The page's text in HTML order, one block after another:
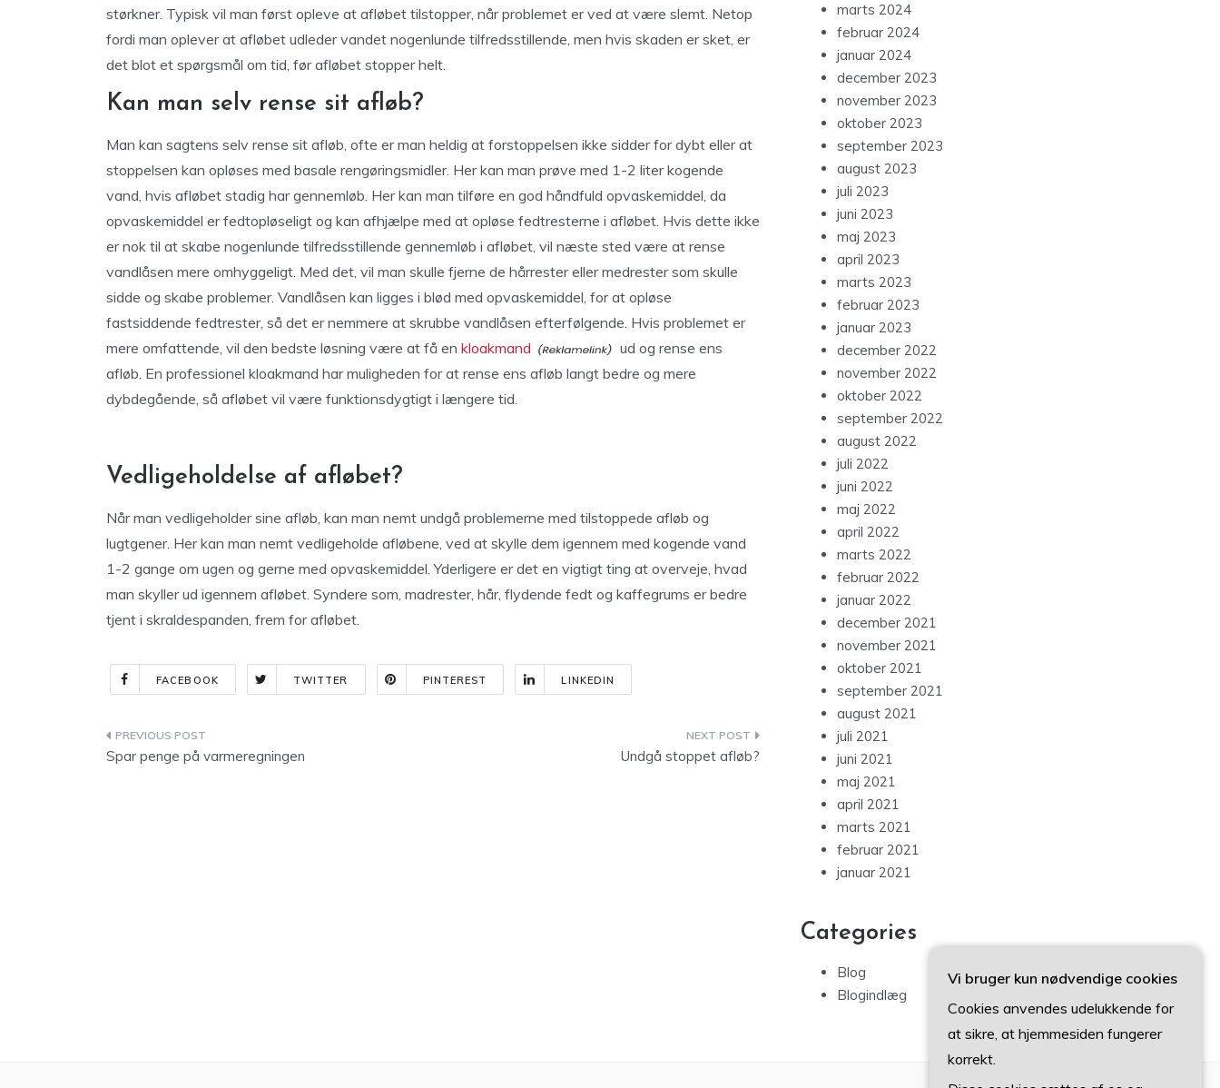
størkner. Typisk vil man først opleve at afløbet tilstopper, når problemet er ved at være slemt. Netop
fordi man oplever at afløbet udleder vandet nogenlunde tilfredsstillende, men hvis skaden er sket, er
det blot et spørgsmål om tid, før afløbet stopper helt.
Kan man selv rense sit afløb?
Man kan sagtens selv rense sit afløb, ofte er man heldig at forstoppelsen ikke sidder for dybt eller at
stoppelsen kan opløses med basale rengøringsmidler. Her kan man prøve med 1-2 liter kogende
vand, hvis afløbet stadig har gennemløb. Her kan man tilføre en god håndfuld opvaskemiddel, da
opvaskemiddel er fedtopløseligt og kan afhjælpe med at opløse fedtresterne i afløbet. Hvis dette ikke
er nok til at skabe nogenlunde tilfredsstillende gennemløb i afløbet, vil næste sted være at rense
vandlåsen mere omhyggeligt. Med det, vil man skulle fjerne de hårrester eller medrester som skulle
sidde og skabe problemer. Vandlåsen kan ligges i blød med opvaskemiddel, for at opløse
fastsiddende fedtrester, så det er nemmere at skrubbe vandlåsen efterfølgende. Hvis problemet er
mere omfattende, vil den bedste løsning være at få en kloakmand
ud og rense ens
afløb. En professionel kloakmand har muligheden for at rense ens afløb langt bedre og mere
dybdegående, så afløbet vil være funktionsdygtigt i længere tid.
Vedligeholdelse af afløbet?
Når man vedligeholder sine afløb, kan man nemt undgå problemerne med tilstoppede afløb og
lugtgener. Her kan man nemt vedligeholde afløbene, ved at skylle dem igennem med kogende vand
1-2 gange om ugen og gerne med opvaskemiddel. Yderligere er det en vigtigt ting at overveje, hvad
man skyller ud igennem afløbet. Syndere som, madrester, hår, flydende fedt og kaffegrums er bedre
tjent i skraldespanden, frem for afløbet.
FACEBOOK TWITTER PINTEREST LINKEDIN
Indlægsnavigation
Spar penge på varmeregningen Undgå stoppet afløb?
marts 2024
februar 2024
januar 2024
december 2023
november 2023
oktober 2023
september 2023
august 2023
juli 2023
juni 2023
maj 2023
april 2023
marts 2023
februar 2023
januar 2023
december 2022
november 2022
oktober 2022
september 2022
august 2022
juli 2022
juni 2022
maj 2022
april 2022
marts 2022
februar 2022
januar 2022
december 2021
november 2021
oktober 2021
september 2021
august 2021
juli 2021
juni 2021
maj 2021
april 2021
marts 2021
februar 2021
januar 2021
Categories
Blog
Blogindlæg
Vi bruger kun nødvendige cookies
Cookies anvendes udelukkende for
at sikre, at hjemmesiden fungerer
korrekt.